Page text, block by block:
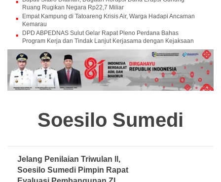
Ruang Rugikan Negara Rp22,7 Miliar
Empat Kampung di Tatoareng Krisis Air, Warga Hadapi Ancaman
Kemarau
DPD ABPEDNAS Sulut Gelar Rapat Pleno Perdana Bahas
Program Kerja dan Tindak Lanjut Kerjasama dengan Kejaksaan
Soesilo Sumedi
Jelang Penilaian Triwulan ll,
Soesilo Sumedi Pimpin Rapat